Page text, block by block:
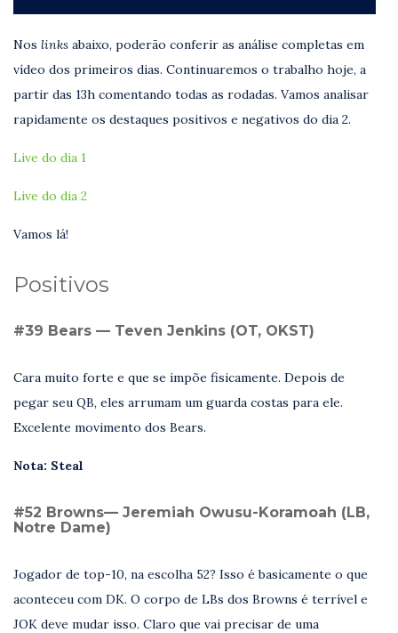
Nos links abaixo, poderão conferir as análise completas em
vídeo dos primeiros dias. Continuaremos o trabalho hoje, a
partir das 13h comentando todas as rodadas. Vamos analisar
rapidamente os destaques positivos e negativos do dia 2.
Live do dia 1
Live do dia 2
Vamos lá!
Positivos
#39 Bears — Teven Jenkins (OT, OKST)
Cara muito forte e que se impõe fisicamente. Depois de
pegar seu QB, eles arrumam um guarda costas para ele.
Excelente movimento dos Bears.
Nota: Steal
#52 Browns— Jeremiah Owusu-Koramoah (LB,
Notre Dame)
Jogador de top-10, na escolha 52? Isso é basicamente o que
aconteceu com DK. O corpo de LBs dos Browns é terrível e
JOK deve mudar isso. Claro que vai precisar de uma